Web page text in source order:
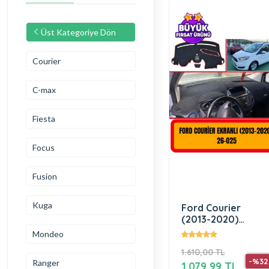
Üst Kategoriye Dön
Courier
C-max
Fiesta
Focus
Fusion
Kuga
Mondeo
Ranger
Ford Courier
(2013-2020)
Ekranlı Ön Örtüsü
Göğüs Panel
Torpido Koruma
Koruyucu Kılıfı
1.610,00 TL
-%32